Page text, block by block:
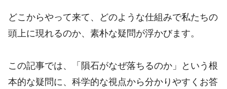
どこからやって来て、どのような仕組みで私たちの
頭上に現れるのか、素朴な疑問が浮かびます。
この記事では、「隕石がなぜ落ちるのか」という根
本的な疑問に、科学的な視点から分かりやすくお答